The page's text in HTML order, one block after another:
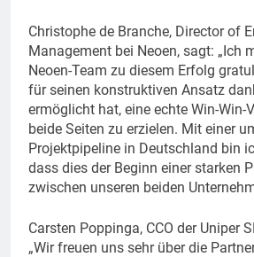
Christophe de Branche, Director of
Management bei Neoen, sagt: „Ich
Neoen-Team zu diesem Erfolg
für seinen konstruktiven Ansatz
ermöglicht hat, eine echte Win-Win-
beide Seiten zu erzielen. Mit einer
Projektpipeline in Deutschland bin
dass dies der Beginn einer starken
zwischen unseren beiden
Carsten Poppinga, CCO der Uniper
„Wir freuen uns sehr über die